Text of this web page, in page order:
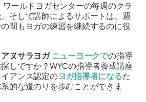
ワールドヨガセンターの毎週のクラ
そして講師によるサポートは、週
間もヨガの練習を継続するのに役
アヌサラヨガ ニューヨークでの指導
しですか？WYCの指導者養成講座
アンス認定のヨガ指導者になるた
的な道のりを歩むことができま